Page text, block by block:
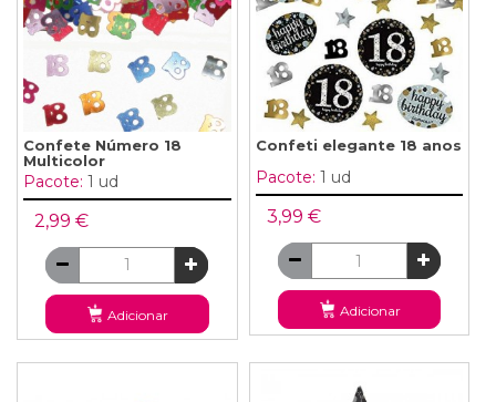
Confete Número 18
Multicolor
Pacote: 1 ud
2,99 €
Adicionar
Confeti elegante 18 anos
Pacote: 1 ud
3,99 €
Adicionar